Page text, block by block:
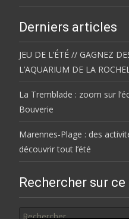
Derniers articles
JEU DE L’ÉTÉ // GAGNEZ
L’AQUARIUM DE LA
La Tremblade : zoom sur
Bouverie
Marennes-Plage : des
découvrir tout l’été
Rechercher sur